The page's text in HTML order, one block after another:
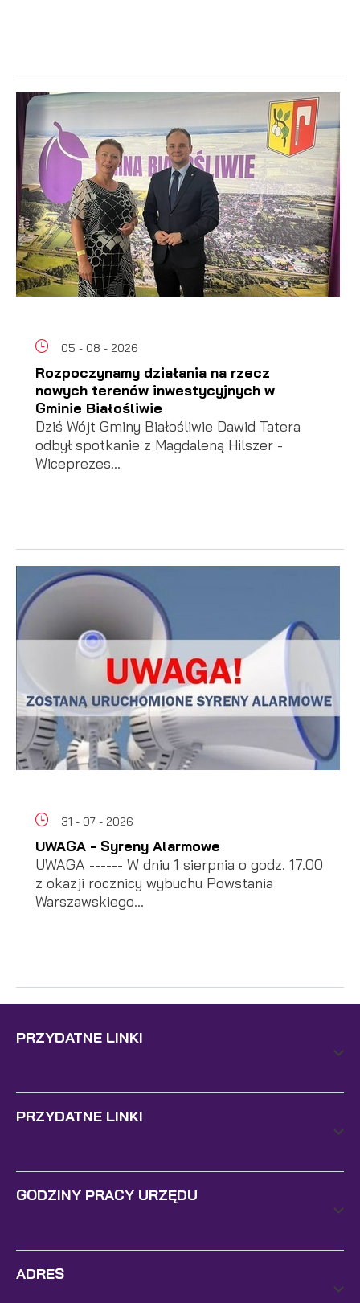
05 - 08 - 2026
Rozpoczynamy działania na rzecz
nowych terenów inwestycyjnych w
Gminie Białośliwie
Dziś Wójt Gminy Białośliwie Dawid Tatera
odbył spotkanie z Magdaleną Hilszer -
Wiceprezes...
31 - 07 - 2026
UWAGA - Syreny Alarmowe
UWAGA ------ W dniu 1 sierpnia o godz. 17.00
z okazji rocznicy wybuchu Powstania
Warszawskiego...
PRZYDATNE LINKI
PRZYDATNE LINKI
GODZINY PRACY URZĘDU
ADRES